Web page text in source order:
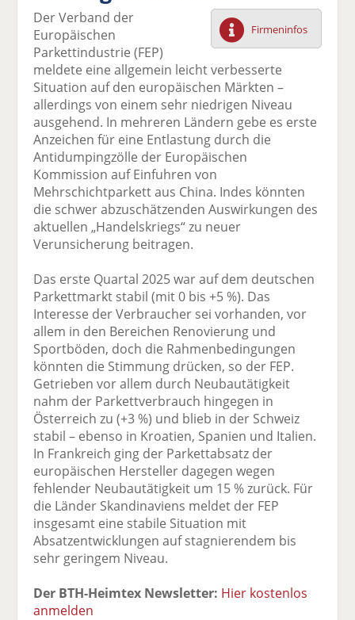
F
ac
e
b
o
o
k
te
il
n
tt
er
n
Li
n
k
e
di
n
te
E
m
ai
er
se
n
ck
e
n
Firmeninfos
Der Verband der
Europäischen
Parkettindustrie (FEP)
meldete eine allgemein leicht verbesserte
Situation auf den europäischen Märkten –
allerdings von einem sehr niedrigen Niveau
ausgehend. In mehreren Ländern gebe es erste
Anzeichen für eine Entlastung durch die
Antidumpingzölle der Europäischen
Kommission auf Einfuhren von
Mehrschichtparkett aus China. Indes könnten
die schwer abzuschätzenden Auswirkungen des
aktuellen „Handelskriegs“ zu neuer
Verunsicherung beitragen.
Das erste Quartal 2025 war auf dem deutschen
Parkettmarkt stabil (mit 0 bis +5 %). Das
Interesse der Verbraucher sei vorhanden, vor
allem in den Bereichen Renovierung und
Sportböden, doch die Rahmenbedingungen
könnten die Stimmung drücken, so der FEP.
Getrieben vor allem durch Neubautätigkeit
nahm der Parkettverbrauch hingegen in
Österreich zu (+3 %) und blieb in der Schweiz
stabil – ebenso in Kroatien, Spanien und Italien.
In Frankreich ging der Parkettabsatz der
europäischen Hersteller dagegen wegen
fehlender Neubautätigkeit um 15 % zurück. Für
die Länder Skandinaviens meldet der FEP
insgesamt eine stabile Situation mit
Absatzentwicklungen auf stagnierendem bis
sehr geringem Niveau.
Der BTH-Heimtex Newsletter: Hier kostenlos
anmelden